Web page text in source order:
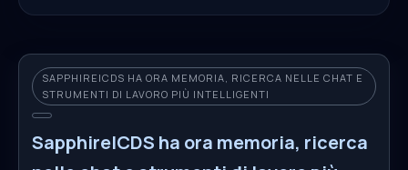
SAPPHIREICDS HA ORA MEMORIA, RICERCA NELLE CHAT E
STRUMENTI DI LAVORO PIÙ INTELLIGENTI
SapphireICDS ha ora memoria, ricerca